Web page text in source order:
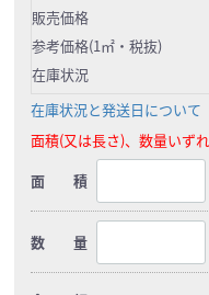
販売価格
参考価格(1㎡・税抜)
在庫状況
在庫状況と発送日について
面積(又は長さ)、数量いず
面 積
数 量